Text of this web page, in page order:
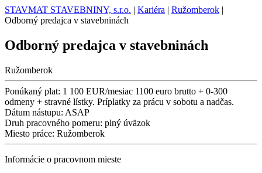
STAVMAT STAVEBNINY, s.r.o. | Kariéra | Ružomberok |
Odborný predajca v stavebninách
Odborný predajca v stavebninách
Ružomberok
Ponúkaný plat: 1 100 EUR/mesiac 1100 euro brutto + 0-300
odmeny + stravné lístky. Príplatky za prácu v sobotu a nadčas.
Dátum nástupu: ASAP
Druh pracovného pomeru: plný úväzok
Miesto práce: Ružomberok
Informácie o pracovnom mieste